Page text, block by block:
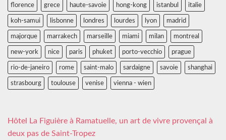
florence grece haute-savoie hong-kong istanbul italie
koh-samui lisbonne londres lourdes lyon madrid
majorque marrakech marseille miami milan montreal
new-york nice paris phuket porto-vecchio prague
rio-de-janeiro rome saint-malo sardaigne savoie shanghai
strasbourg toulouse venise vienna - wien
Hôtel La Figuière à Ramatuelle, un art de vivre provençal à
deux pas de Saint-Tropez